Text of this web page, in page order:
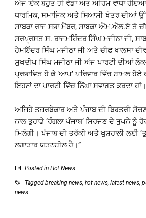
ਅੱਜ ਇੱਕ ਬਹੁਤ ਹੀ ਵੱਡਾ ਅਤੇ ਅਹਿਮ ਵਾਧਾ ਹੋਇਆ
ਧਾਰਮਿਕ, ਸਮਾਜਿਕ ਅਤੇ ਸਿਆਸੀ ਖੇਤਰ ਦੀਆਂ
ਸਾਬਕਾ ਰਾਜ ਸਭਾ ਮੈਂਬਰ, ਸਾਬਕਾ ਐੱਮ.ਐੱਲ.ਏ ਤੇ
ਸਰਪ੍ਰਸਤ ਸ. ਰਾਜਮਹਿੰਦਰ ਸਿੰਘ ਮਜੀਠਾ ਜੀ,
ਹੇਮਇੰਦਰ ਸਿੰਘ ਮਜੀਠਾ ਜੀ ਅਤੇ ਚੀਫ ਖਾਲਸਾ
ਸੁਖਦੀਪ ਸਿੰਘ ਮਜੀਠਾ ਜੀ ਅੱਜ ਪਾਰਟੀ ਦੀਆਂ
ਪ੍ਰਭਾਵਿਤ ਹੋ ਕੇ ‘ਆਪ’ ਪਰਿਵਾਰ ਵਿੱਚ ਸ਼ਾਮਲ ਹੋਏ
ਇਹਨਾਂ ਦਾ ਪਾਰਟੀ ਵਿੱਚ ਨਿੱਘਾ ਸਵਾਗਤ ਕਰਦਾ ਹਾਂ।
ਅਜਿਹੇ ਤਜ਼ਰਬੇਕਾਰ ਅਤੇ ਪੰਜਾਬ ਦੀ ਬਿਹਤਰੀ
ਨਾਲ ਤੁਹਾਡੇ ‘ਰੰਗਲਾ ਪੰਜਾਬ’ ਸਿਰਜਣ ਦੇ ਸੁਪਨੇ ਨੂੰ
ਮਿਲੇਗੀ। ਪੰਜਾਬ ਦੀ ਤਰੱਕੀ ਅਤੇ ਖੁਸ਼ਹਾਲੀ ਲਈ
ਲਗਾਤਾਰ ਯਤਨਸ਼ੀਲ ਹੈ।”
Posted in Hot News
Tagged breaking news, hot news, latest news,
news